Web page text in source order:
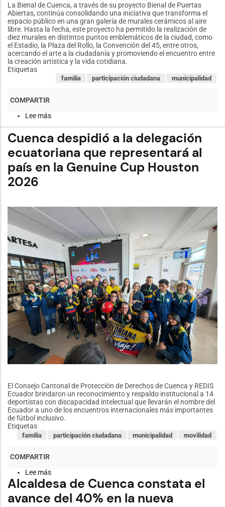
La Bienal de Cuenca, a través de su proyecto Bienal de Puertas
Abiertas, continúa consolidando una iniciativa que transforma el
espacio público en una gran galería de murales cerámicos al aire
libre. Hasta la fecha, este proyecto ha permitido la realización de
diez murales en distintos puntos emblemáticos de la ciudad, como
el Estadio, la Plaza del Rollo, la Convención del 45, entre otros,
acercando el arte a la ciudadanía y promoviendo el encuentro entre
la creación artística y la vida cotidiana.
Etiquetas
municipalidad
participación ciudadana
familia
Lee más
Bienal
de
Cuenca
inaugura
en
Nulti
los
Rucos”,
primera
intervención
en
el
área
rural
Cuenca despidió a la delegación
ecuatoriana que representará al
país en la Genuine Cup Houston
2026
El Consejo Cantonal de Protección de Derechos de Cuenca y REDIS
Ecuador brindaron un reconocimiento y respaldo institucional a 14
deportistas con discapacidad intelectual que llevarán el nombre del
Ecuador a uno de los encuentros internacionales más importantes
de fútbol inclusivo.
Etiquetas
movilidad
municipalidad
participación ciudadana
familia
Lee más
Cuenca
despidió
a
la
Alcaldesa de Cuenca constata el
avance del 40% en la nueva